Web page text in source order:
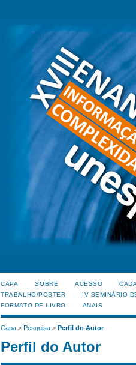
CAPA SOBRE ACESSO
TRABALHO/POSTER
IV SEMINÁRIO
FORMATO DE LIVRO
ANAIS
Capa >Pesquisa >Perfil do Autor
Perfil do Autor